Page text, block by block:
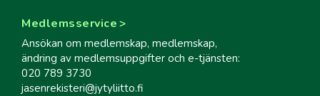
Medlemsservice
Ansökan om medlemskap, medlemskap,
ändring av medlemsuppgifter och e-tjänsten:
020 789 3730
jasenrekisteri@jytyliitto.fi